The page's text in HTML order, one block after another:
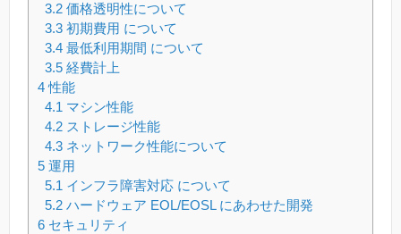
3.2 価格透明性について
3.3 初期費用 について
3.4 最低利用期間 について
3.5 経費計上
4性能
4.1 マシン性能
4.2 ストレージ性能
4.3 ネットワーク性能について
5 運用
5.1 インフラ障害対応 について
5.2 ハードウェア EOL/EOSL にあわせた開発
6 セキュリティ